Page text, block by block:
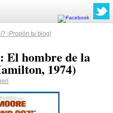
¡Propón tu blog!
El hombre de la
1974)